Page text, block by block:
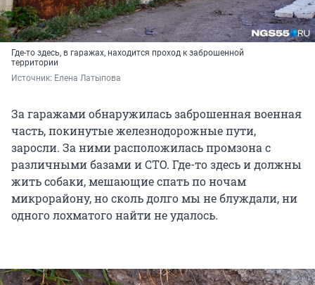
Где-то здесь, в гаражах, находится проход к заброшенной
территории
Источник: Елена Латыпова
За гаражами обнаружилась заброшенная военная
часть, покинутые железнодорожные пути,
заросли. За ними расположилась промзона с
различными базами и СТО. Где-то здесь и должны
жить собаки, мешающие спать по ночам
микрорайону, но сколь долго мы не блуждали, ни
одного лохматого найти не удалось.